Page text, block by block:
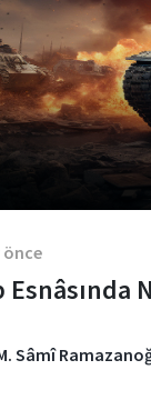
önce
Esnâsında
Sâmî